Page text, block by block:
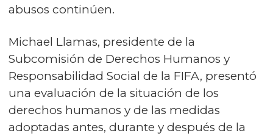
abusos continúen.
Michael Llamas, presidente de la
Subcomisión de Derechos Humanos y
Responsabilidad Social de la FIFA, presentó
una evaluación de la situación de los
derechos humanos y de las medidas
adoptadas antes, durante y después de la